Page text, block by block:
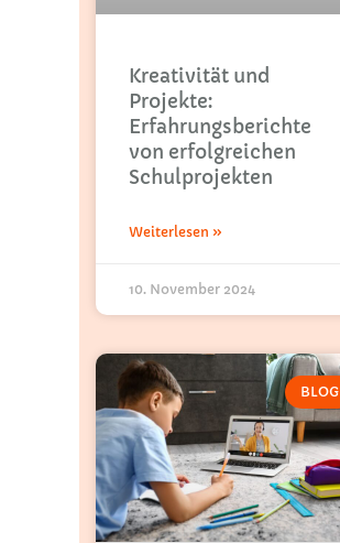
Kreativität und
Projekte:
Erfahrungsberichte
von erfolgreichen
Schulprojekten
Weiterlesen »
10. November 2024
BLOG